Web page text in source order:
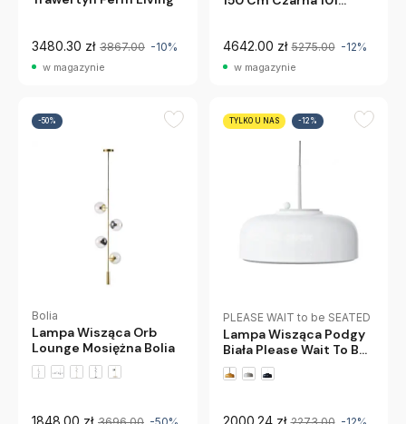
3480.30 zł 3867.00 -10%
w magazynie
4642.00 zł 5275.00 -12%
w magazynie
-50%
Bolia
Lampa Wisząca Orb
Lounge Mosiężna Bolia
1848.00 zł
TYLKO U NAS -12%
PLEASE WAIT to be SEATED
Lampa Wisząca Podgy
Biała Please Wait To Be
Seated
2000.24 zł